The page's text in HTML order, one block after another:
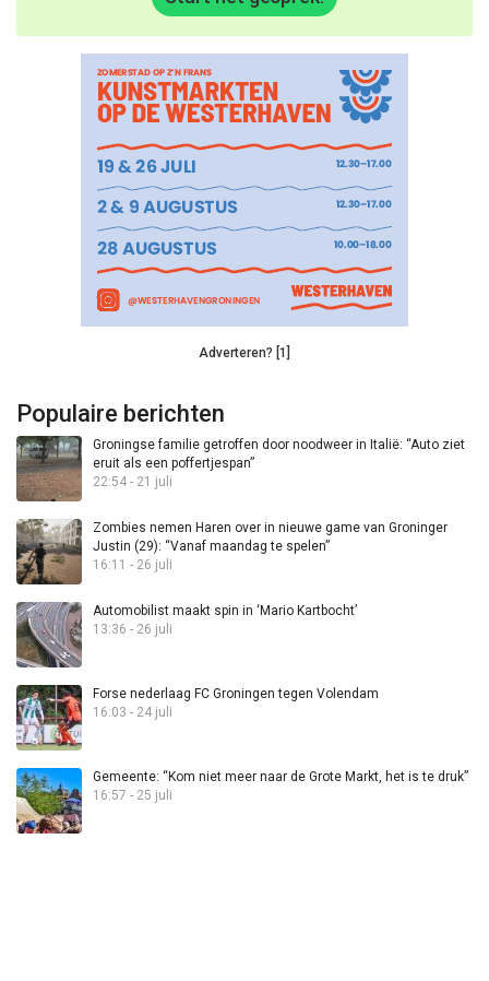
Adverteren? [1]
Populaire berichten
Groningse familie getroffen door noodweer in Italië: “Auto ziet
eruit als een poffertjespan”
22:54 - 21 juli
Zombies nemen Haren over in nieuwe game van Groninger
Justin (29): “Vanaf maandag te spelen”
16:11 - 26 juli
Automobilist maakt spin in ‘Mario Kartbocht’
13:36 - 26 juli
Forse nederlaag FC Groningen tegen Volendam
16:03 - 24 juli
Gemeente: “Kom niet meer naar de Grote Markt, het is te druk”
16:57 - 25 juli